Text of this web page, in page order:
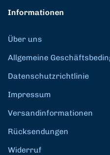
Informationen
Über uns
Allgemeine
Datenschutzrichtlinie
Impressum
Versandinformationen
Rücksendungen
Widerruf